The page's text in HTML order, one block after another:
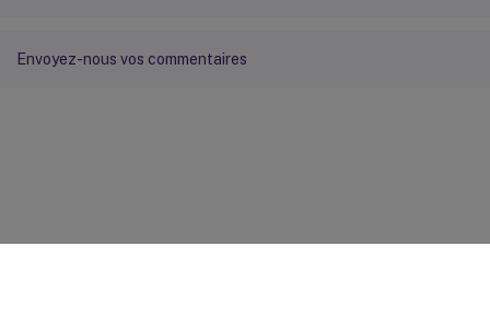
Envoyez-nous vos commentaires